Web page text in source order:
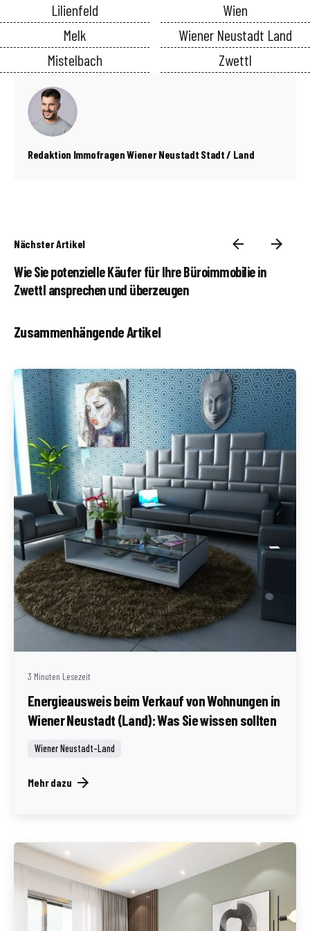
Lilienfeld
Melk
Mistelbach
Wien
Wiener Neustadt Land
Zwettl
Redaktion Immofragen Wiener Neustadt Stadt / Land
Nächster Artikel
Wie Sie potenzielle Käufer für Ihre Büroimmobilie in
Zwettl ansprechen und überzeugen
Zusammenhängende Artikel
Geschrieben von
Redaktion Immofragen Wiener Neustadt Stadt /
Land
3 Minuten Lesezeit
Energieausweis beim Verkauf von Wohnungen in
Wiener Neustadt (Land): Was Sie wissen sollten
Wiener Neustadt-Land
Mehr dazu